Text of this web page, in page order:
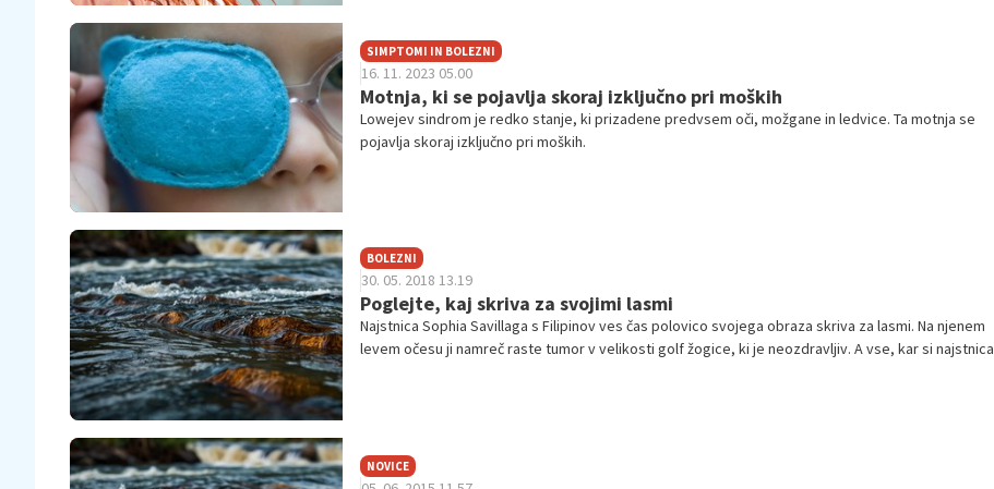
SIMPTOMI IN BOLEZNI
16. 11. 2023 05.00
Motnja, ki se pojavlja skoraj izključno pri moških
Lowejev sindrom je redko stanje, ki prizadene predvsem oči, možgane in ledvice. Ta motnja se
pojavlja skoraj izključno pri moških.
BOLEZNI
30. 05. 2018 13.19
Poglejte, kaj skriva za svojimi lasmi
Najstnica Sophia Savillaga s Filipinov ves čas polovico svojega obraza skriva za lasmi. Na njenem
levem očesu ji namreč raste tumor v velikosti golf žogice, ki je neozdravljiv. A vse, kar si najstnica
NOVICE